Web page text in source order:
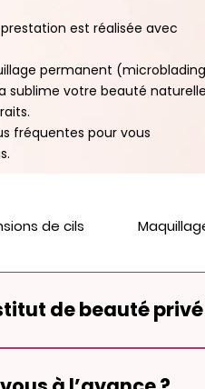
est réalisée avec
permanent
sublime votre beauté naturelle
fréquentes pour vous
de cils
de beauté privé
discret et entièrement dédié à